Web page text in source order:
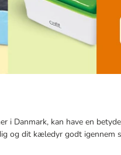
i Danmark, kan have en
og dit kæledyr godt igennem